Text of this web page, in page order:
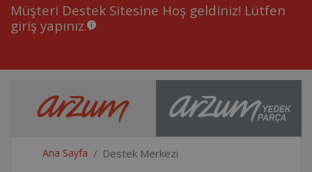
Müşteri Destek Sitesine Hoş geldiniz! Lütfen
giriş yapınız.
Ana Sayfa Destek Merkezi